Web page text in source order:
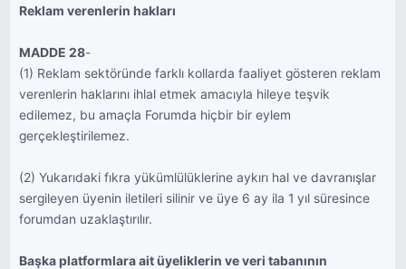
Reklam verenlerin hakları
MADDE 28-
(1) Reklam sektöründe farklı kollarda faaliyet gösteren reklam
verenlerin haklarını ihlal etmek amacıyla hileye teşvik
edilemez, bu amaçla Forumda hiçbir bir eylem
gerçekleştirilemez.
(2) Yukarıdaki fıkra yükümlülüklerine aykırı hal ve davranışlar
sergileyen üyenin iletileri silinir ve üye 6 ay ila 1 yıl süresince
forumdan uzaklaştırılır.
Başka platformlara ait üyeliklerin ve veri tabanının